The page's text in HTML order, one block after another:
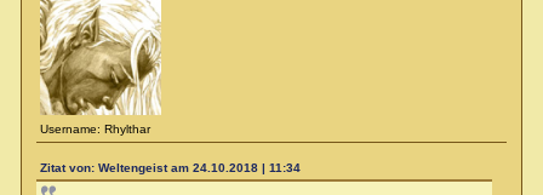
Username: Rhylthar
Zitat von: Weltengeist am 24.10.2018 | 11:34